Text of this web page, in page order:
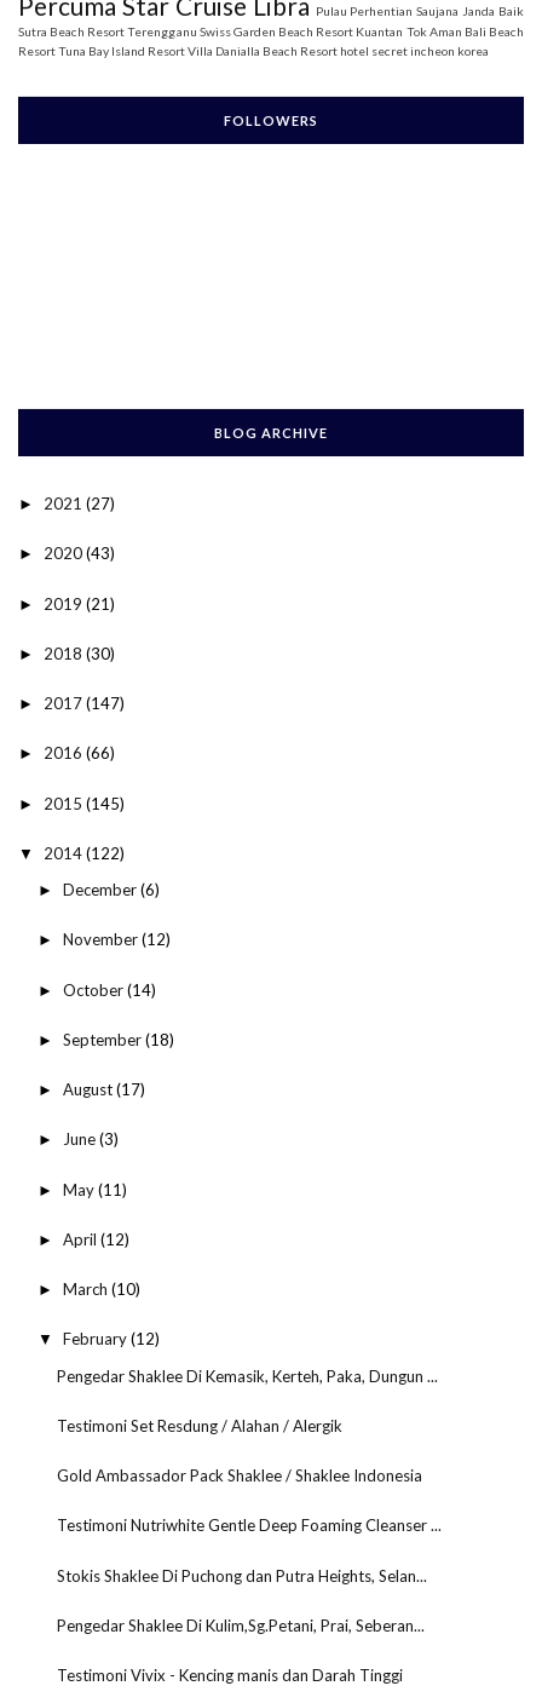
Pulau Perhentian Saujana Janda Baik
Sutra Beach Resort Terengganu Swiss Garden Beach Resort Kuantan Tok Aman Bali Beach
ResortTuna Bay Island ResortVilla Danialla Beach Resort hotel secret incheon korea
FOLLOWERS
BLOG ARCHIVE
► 2021 (27)
► 2020(43)
► 2019 (21)
► 2018 (30)
► 2017(147)
► 2016 (66)
► 2015 (145)
▼ 2014(122)
► December(6)
► November(12)
► October(14)
► September(18)
► August(17)
► June(3)
► May(11)
► April (12)
► March (10)
▼ February(12)
Pengedar Shaklee Di Kemasik, Kerteh, Paka, Dungun ...
Testimoni Set Resdung / Alahan / Alergik
Gold Ambassador Pack Shaklee / Shaklee Indonesia
Testimoni Nutriwhite Gentle Deep Foaming Cleanser ...
Stokis Shaklee Di Puchong dan Putra Heights, Selan...
Pengedar Shaklee Di Kulim,Sg.Petani, Prai, Seberan...
Testimoni Vivix - Kencing manis dan Darah Tinggi